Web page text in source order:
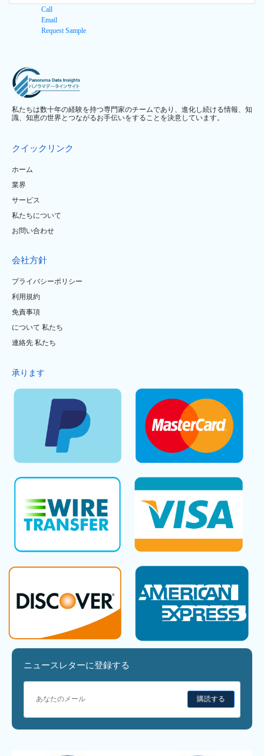
Call
Email
Request Sample
私たちは数十年の経験を持つ専門家のチームであり、進化し続ける情報、知
識、知恵の世界とつながるお手伝いをすることを決意しています。
クイックリンク
ホーム
業界
サービス
私たちについて
お問い合わせ
会社方針
プライバシーポリシー
利用規約
免責事項
について 私たち
連絡先 私たち
承ります
ニュースレターに登録する
購読する